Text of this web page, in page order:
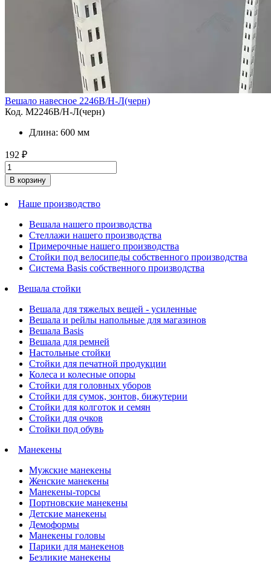
Вешало навесное 2246B/Н-Л(черн)
Код. M2246B/Н-Л(черн)
Длина: 600 мм
192 ₽
В корзину
Наше производство
Вешала нашего производства
Стеллажи нашего производства
Примерочные нашего производства
Стойки под велосипеды собственного производства
Система Basis собственного производства
Вешала стойки
Вешала для тяжелых вещей - усиленные
Вешала и рейлы напольные для магазинов
Вешала Basis
Вешала для ремней
Настольные стойки
Стойки для печатной продукции
Колеса и колесные опоры
Стойки для головных уборов
Стойки для сумок, зонтов, бижутерии
Стойки для колготок и семян
Стойки для очков
Стойки под обувь
Манекены
Мужские манекены
Женские манекены
Манекены-торсы
Портновские манекены
Детские манекены
Демоформы
Манекены головы
Парики для манекенов
Безликие манекены